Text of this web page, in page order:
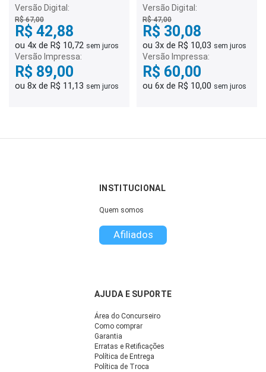
e Assistente de Gestão
Versão Digital:
R$ 67,00
R$ 42,88
ou 4x de R$ 10,72 sem juros
Versão Impressa:
R$ 89,00
ou 8x de R$ 11,13 sem juros
Versão Digital:
R$ 47,00
R$ 30,08
ou 3x de R$ 10,03 sem juros
Versão Impressa:
R$ 60,00
ou 6x de R$ 10,00 sem juros
INSTITUCIONAL
Quem somos
Afiliados
AJUDA E SUPORTE
Área do Concurseiro
Como comprar
Garantia
Erratas e Retificações
Política de Entrega
Política de Troca